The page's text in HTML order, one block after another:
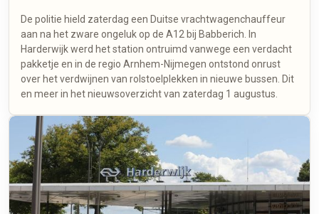
De politie hield zaterdag een Duitse vrachtwagenchauffeur
aan na het zware ongeluk op de A12 bij Babberich. In
Harderwijk werd het station ontruimd vanwege een verdacht
pakketje en in de regio Arnhem-Nijmegen ontstond onrust
over het verdwijnen van rolstoelplekken in nieuwe bussen. Dit
en meer in het nieuwsoverzicht van zaterdag 1 augustus.